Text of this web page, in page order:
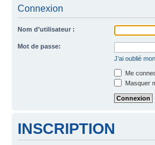
Connexion
Nom d’utilisateur :
Mot de passe:
J’ai oublié
Me
Masquer
INSCRIPTION